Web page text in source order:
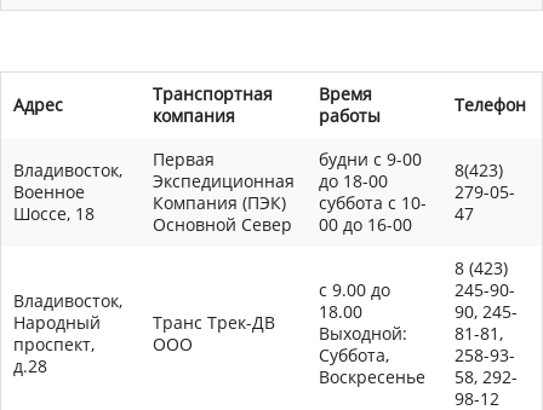
Адрес
Транспортная
компания
Время
работы
Телефон
Владивосток,
Военное
Шоссе, 18
Первая
Экспедиционная
Компания (ПЭК)
Основной Север
будни с 9-00
до 18-00
суббота с 10-
00 до 16-00
8(423)
279-05-
47
Владивосток,
Народный
проспект,
д.28
Транс Трек-ДВ
ООО
с 9.00 до
18.00
Выходной:
Суббота,
Воскресенье
8 (423)
245-90-
90, 245-
81-81,
258-93-
58, 292-
98-12